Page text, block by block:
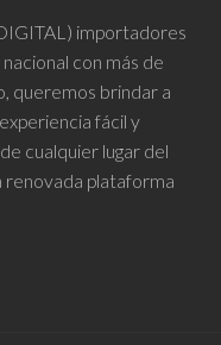
importadores
con más de
queremos brindar a
fácil y
cualquier lugar del
renovada plataforma